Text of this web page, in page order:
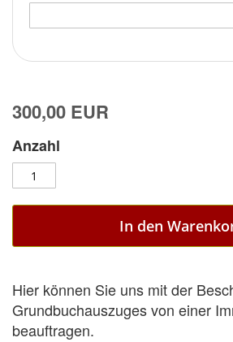
300,00 EUR
Anzahl
In den
Hier können Sie uns mit der
Grundbuchauszuges von einer
beauftragen.